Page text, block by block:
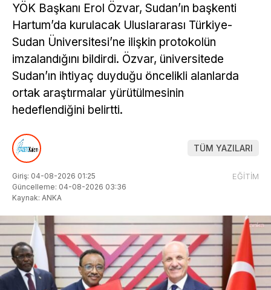
YÖK Başkanı Erol Özvar, Sudan’ın başkenti
Hartum’da kurulacak Uluslararası Türkiye-
Sudan Üniversitesi’ne ilişkin protokolün
imzalandığını bildirdi. Özvar, üniversitede
Sudan’ın ihtiyaç duyduğu öncelikli alanlarda
ortak araştırmalar yürütülmesinin
hedeflendiğini belirtti.
TÜM YAZILARI
Giriş: 04-08-2026 01:25
Güncelleme: 04-08-2026 03:36
Kaynak: ANKA
EĞİTİM